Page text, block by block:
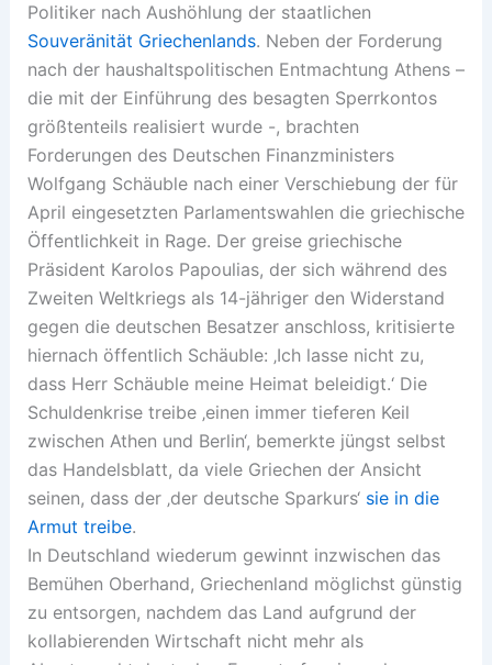
Politiker nach Aushöhlung der staatlichen
Souveränität Griechenlands. Neben der Forderung
nach der haushaltspolitischen Entmachtung Athens –
die mit der Einführung des besagten Sperrkontos
größtenteils realisiert wurde -, brachten
Forderungen des Deutschen Finanzministers
Wolfgang Schäuble nach einer Verschiebung der für
April eingesetzten Parlamentswahlen die griechische
Öffentlichkeit in Rage. Der greise griechische
Präsident Karolos Papoulias, der sich während des
Zweiten Weltkriegs als 14-jähriger den Widerstand
gegen die deutschen Besatzer anschloss, kritisierte
hiernach öffentlich Schäuble: ‚Ich lasse nicht zu,
dass Herr Schäuble meine Heimat beleidigt.‘ Die
Schuldenkrise treibe ‚einen immer tieferen Keil
zwischen Athen und Berlin‘, bemerkte jüngst selbst
das Handelsblatt, da viele Griechen der Ansicht
seinen, dass der ‚der deutsche Sparkurs‘sie in die
Armut treibe.
In Deutschland wiederum gewinnt inzwischen das
Bemühen Oberhand, Griechenland möglichst günstig
zu entsorgen, nachdem das Land aufgrund der
kollabierenden Wirtschaft nicht mehr als